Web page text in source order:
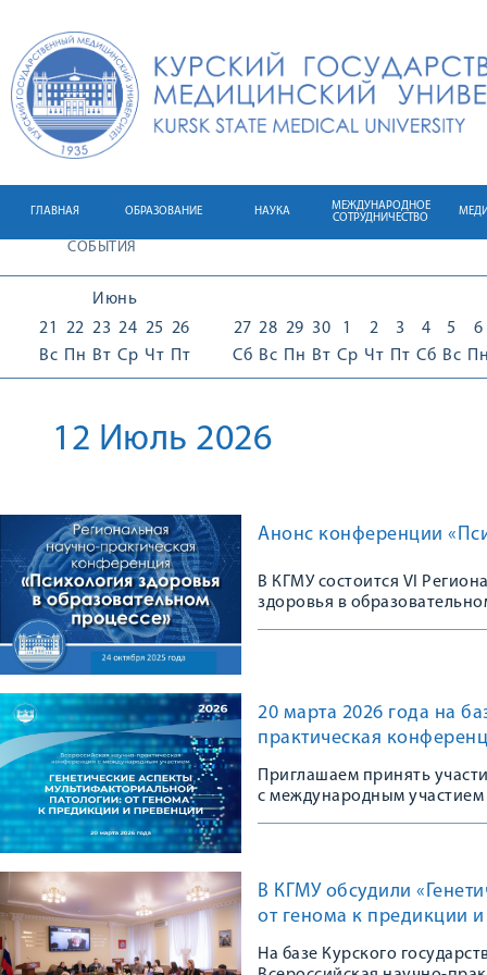
ГЛАВНАЯ ОБРАЗОВАНИЕ НАУКА
МЕЖДУНАРОДНОЕ
СОТРУДНИЧЕСТВО
СОБЫТИЯ
Июнь
21
Вс
22
Пн
23
Вт
24
Ср
25
Чт
26
Пт
27
Сб
28
Вс
29
Пн
30
Вт
1
Ср
2
Чт
3
Пт
4
Сб
5
Вс
6
12 Июль 2026
Анонс конференции
В КГМУ состоится VI
здоровья в
20 марта 2026 года на
практическая
Приглашаем принять
с международным участием
В КГМУ обсудили
от генома к предикции
На базе Курского